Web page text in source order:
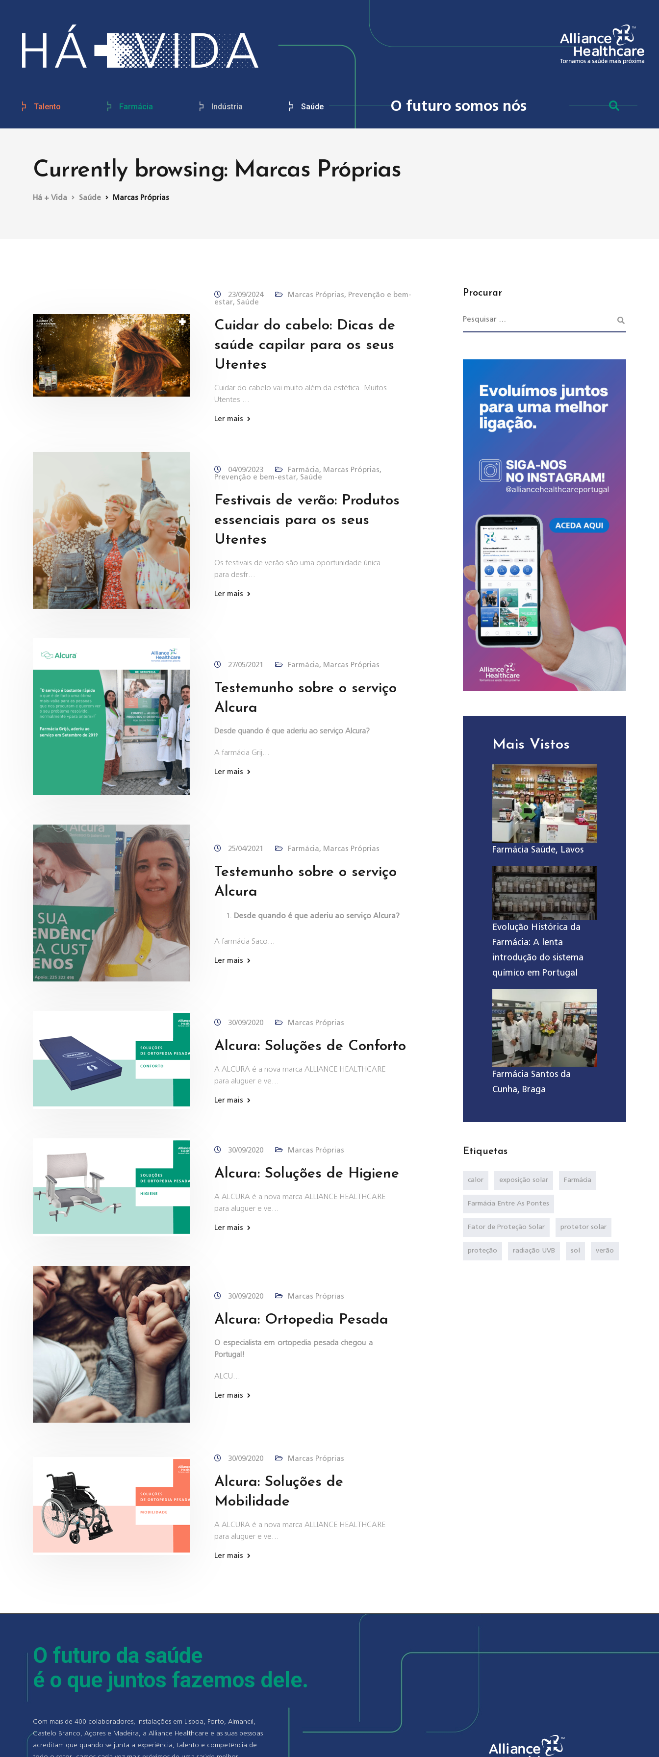
Talento Farmácia Indústria Saúde O futuro somos nós
Currently browsing: Marcas Próprias
Há + Vida Saúde Marcas Próprias
23/09/2024 Marcas Próprias, Prevenção e bem-
estar, Saúde
Cuidar do cabelo: Dicas de
saúde capilar para os seus
Utentes
Cuidar do cabelo vai muito além da estética. Muitos
Utentes …
Ler mais
04/09/2023 Farmácia, Marcas Próprias,
Prevenção e bem-estar, Saúde
Festivais de verão: Produtos
essenciais para os seus
Utentes
Os festivais de verão são uma oportunidade única
para desfr…
Ler mais
27/05/2021 Farmácia, Marcas Próprias
Testemunho sobre o serviço
Alcura
Desde quando é que aderiu ao serviço Alcura?
A farmácia Grij…
Ler mais
25/04/2021 Farmácia, Marcas Próprias
Testemunho sobre o serviço
Alcura
Desde quando é que aderiu ao serviço Alcura?
A farmácia Saco…
Ler mais
30/09/2020 Marcas Próprias
Alcura: Soluções de Conforto
A ALCURA é a nova marca ALLIANCE HEALTHCARE
para aluguer e ve…
Ler mais
30/09/2020 Marcas Próprias
Alcura: Soluções de Higiene
A ALCURA é a nova marca ALLIANCE HEALTHCARE
para aluguer e ve…
Ler mais
30/09/2020 Marcas Próprias
Alcura: Ortopedia Pesada
O especialista em ortopedia pesada chegou a
Portugal!
ALCU…
Ler mais
30/09/2020 Marcas Próprias
Alcura: Soluções de
Mobilidade
A ALCURA é a nova marca ALLIANCE HEALTHCARE
para aluguer e ve…
Ler mais
Procurar
Mais Vistos
Farmácia Saúde, Lavos
Evolução Histórica da
Farmácia: A lenta
introdução do sistema
químico em Portugal
Farmácia Santos da
Cunha, Braga
Etiquetas
calor exposição solar Farmácia
Farmácia Entre As Pontes
Fator de Proteção Solar protetor solar
proteção radiação UVB sol verão
O futuro da saúde
é o que juntos fazemos dele.
Com mais de 400 colaboradores, instalações em Lisboa, Porto, Almancil,
Castelo Branco, Açores e Madeira, a Alliance Healthcare e as suas pessoas
acreditam que quando se junta a experiência, talento e competência de